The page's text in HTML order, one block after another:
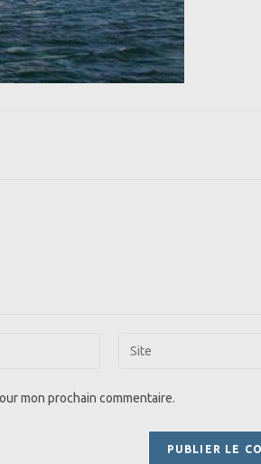
Saisir
(facultatif)
mon prochain commentaire.